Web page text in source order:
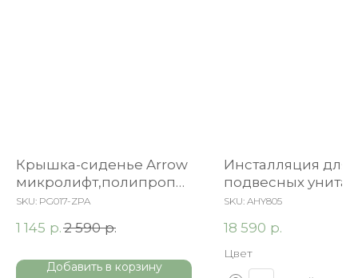
Крышка-сиденье Arrow
микролифт,полипропи
лен Ergonomics
SKU: PG017-ZPA
1 145 р. 2 590 р.
Добавить в корзину
Инсталляция для
подвесных
ARROW AHY805
SKU: AHY805
18 590 р.
Цвет